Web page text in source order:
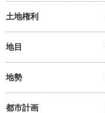
土地権利
地目
地勢
都市計画